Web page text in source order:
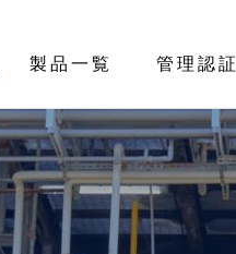
製品一覧 管理認証